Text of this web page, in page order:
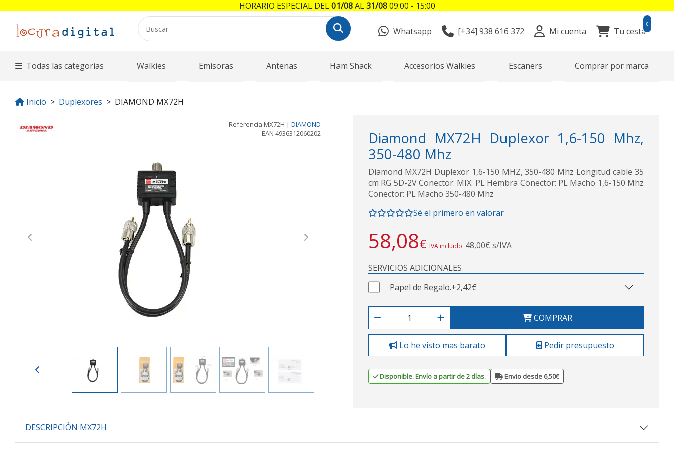
Whatsapp [+34] 938 616 372 Mi cuenta Tu cesta
0
Todas las categorias Walkies Emisoras Antenas Ham Shack Accesorios Walkies Escaners Comprar por marca
Inicio Duplexores DIAMOND MX72H
Referencia MX72H | DIAMOND
EAN 4936312060202
Previous Next
Diamond MX72H Duplexor 1,6-150 Mhz,
350-480 Mhz
Diamond MX72H Duplexor 1,6-150 MHZ, 350-480 Mhz Longitud cable 35
cm RG 5D-2V Conector: MIX: PL Hembra Conector: PL Macho 1,6-150 Mhz
Conector: PL Macho 350-480 Mhz
Sé el primero en valorar
58,08€ IVA incluido 48,00€ s/IVA
SERVICIOS ADICIONALES
Papel de Regalo.+2,42€
COMPRAR
Lo he visto mas barato Pedir presupuesto
Disponible. Envío a partir de 2 días. Envio desde 6,50€
DESCRIPCIÓN MX72H
HORARIO ESPECIAL DEL01/08AL31/0809:00 - 15:00